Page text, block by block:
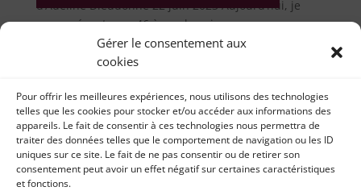
Gérer le consentement aux
cookies
Pour offrir les meilleures expériences, nous utilisons des technologies
telles que les cookies pour stocker et/ou accéder aux informations des
appareils. Le fait de consentir à ces technologies nous permettra de
traiter des données telles que le comportement de navigation ou les ID
uniques sur ce site. Le fait de ne pas consentir ou de retirer son
consentement peut avoir un effet négatif sur certaines caractéristiques
et fonctions.
d’Adeline Dieudonné 22 juin 2023 Aujourd’hui, je
vous présente ma 46 ème chronique...